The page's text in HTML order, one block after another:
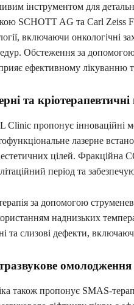
інструментом для
SCHOTT AG та Carl Zeiss
включаючи онкологічні
Обстеження за допомогою
ефективному лікуванню
та
Clinic пропонує інноваційні
лазерне
естетичних цілей. Фракційна
період та
за допомогою
наднизьких
та слизові дефекти,
також пропонує SMAS-